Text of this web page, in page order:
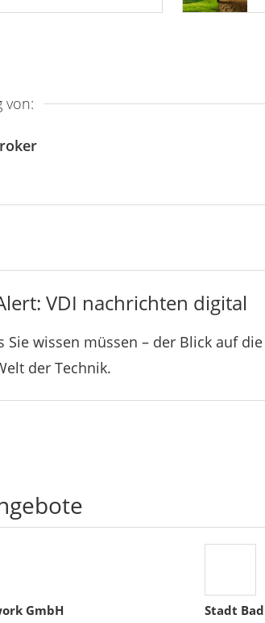
von:
VDI nachrichten digital
Sie wissen müssen – der Blick auf
der Technik.
GmbH Stadt